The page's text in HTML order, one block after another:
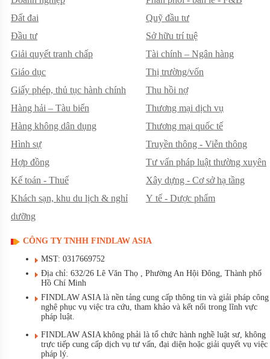
Đất đai
Đầu tư
Giải quyết tranh chấp
Giáo dục
Giấy phép, thủ tục hành chính
Hàng hải – Tàu biển
Hàng không dân dụng
Hình sự
Hợp đồng
Kế toán - Thuế
Khách sạn, khu du lịch & nghỉ
dưỡng
Quỹ đầu tư
Sở hữu trí tuệ
Tài chính – Ngân hàng
Thị trường/vốn
Thu hồi nợ
Thương mại dịch vụ
Thương mại quốc tế
Truyền thông - Viễn thông
Tư vấn pháp luật thường xuyên
Xây dựng - Cơ sở hạ tầng
Y tế - Dược phẩm
CÔNG TY TNHH FINDLAW ASIA
MST: 0317669752
Địa chỉ: 632/26 Lê Văn Thọ , Phường An Hội Đông, Thành phố
Hồ Chí Minh
FINDLAW ASIA là nền tảng cung cấp thông tin và giải pháp công
nghệ phục vụ việc tra cứu, tham khảo và kết nối trong lĩnh vực
pháp luật.
FINDLAW ASIA không phải là tổ chức hành nghề luật sư, không
trực tiếp cung cấp dịch vụ tư vấn, đại diện hoặc giải quyết vụ việc
pháp lý.